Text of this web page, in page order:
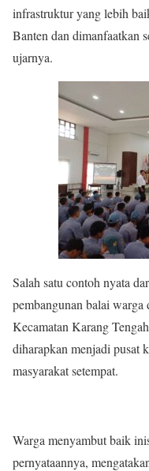
infrastruktur yang lebih
Banten dan dimanfaatkan
ujarnya.
Salah satu contoh nyata
pembangunan balai
Kecamatan Karang
diharapkan menjadi pusat
masyarakat setempat.
Warga menyambut baik
pernyataannya,